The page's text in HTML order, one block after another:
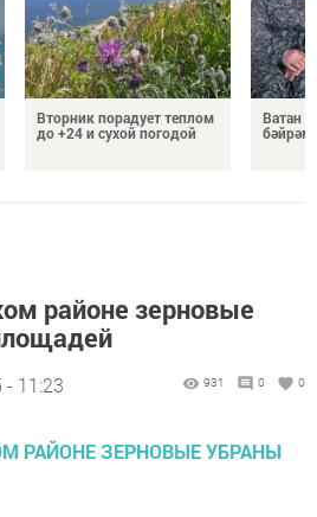
Вторник порадует теплом
до +24 и сухой погодой
Ватан
бәйрәм
районе зерновые
- 11:23 931 0 0